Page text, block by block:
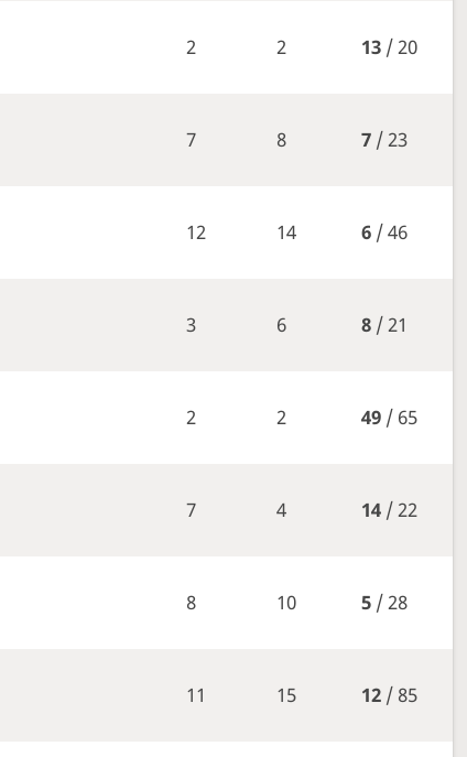
2 2 13/ 20
7 8 7/ 23
12 14 6/ 46
3 6 8/ 21
2 2 49/ 65
7 4 14/ 22
8 10 5/ 28
11 15 12/ 85